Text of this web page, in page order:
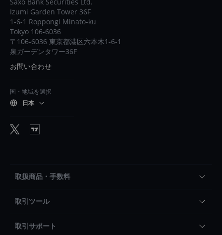
Izumi Garden Tower 36F
1-6-1 Roppongi Minato-ku
Tokyo 106-6036
〒106-6036 東京都港区六本木1-6-1
泉ガーデンタワー36F
お問い合わせ
国・地域を選択
日本
取扱商品・手数料
取引ツール
取引サポート